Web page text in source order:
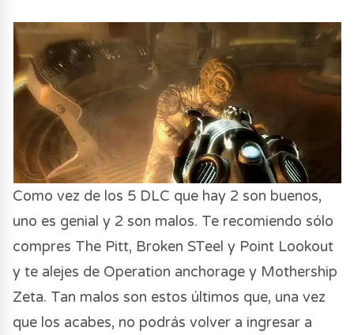
Como vez de los 5 DLC que hay 2 son buenos,
uno es genial y 2 son malos. Te recomiendo sólo
compres The Pitt, Broken STeel y Point Lookout
y te alejes de Operation anchorage y Mothership
Zeta. Tan malos son estos últimos que, una vez
que los acabes, no podrás volver a ingresar a